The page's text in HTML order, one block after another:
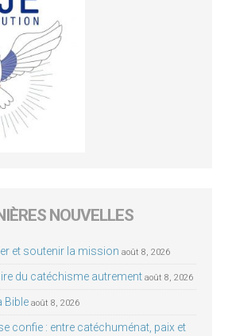
NOUVELLES
et soutenir la mission août 8, 2026
du catéchisme autrement août 8, 2026
Bible août 8, 2026
confie : entre catéchuménat, paix et